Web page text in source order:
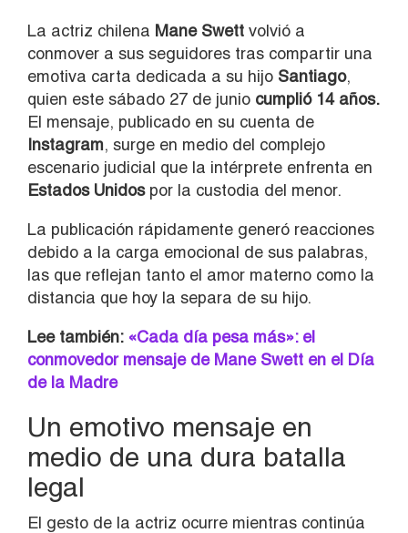
La actriz chilena Mane Swett volvió a
conmover a sus seguidores tras compartir una
emotiva carta dedicada a su hijo Santiago,
quien este sábado 27 de junio cumplió 14 años.
El mensaje, publicado en su cuenta de
Instagram, surge en medio del complejo
escenario judicial que la intérprete enfrenta en
Estados Unidospor la custodia del menor.
La publicación rápidamente generó reacciones
debido a la carga emocional de sus palabras,
las que reflejan tanto el amor materno como la
distancia que hoy la separa de su hijo.
Lee también: «Cada día pesa más»: el
conmovedor mensaje de Mane Swett en el Día
de la Madre
Un emotivo mensaje en
medio de una dura batalla
legal
El gesto de la actriz ocurre mientras continúa